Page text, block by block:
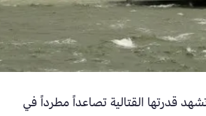
قدرتها القتالية تصاعداً مطرداً في